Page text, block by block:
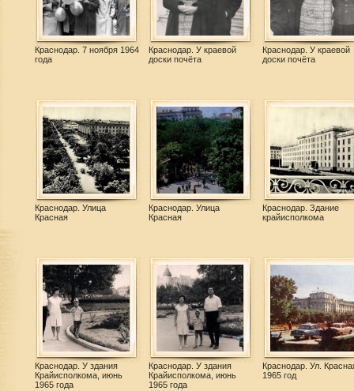
Краснодар. 7 ноября 1964
года
Краснодар. У краевой
доски почёта
Краснодар. У краевой
доски почёта
Краснодар. Улица
Красная
Краснодар. Улица
Красная
Краснодар. Здание
крайисполкома
Краснодар. У здания
Крайисполкома, июнь
1965 года
Краснодар. У здания
Крайисполкома, июнь
1965 года
Краснодар. Ул.
1965 год